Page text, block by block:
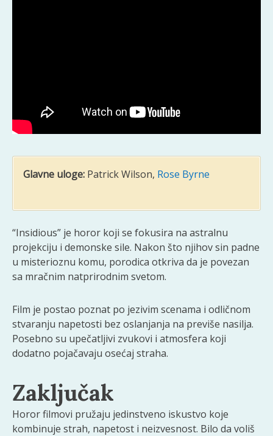
Glavne uloge: Patrick Wilson, Rose Byrne
“Insidious” je horor koji se fokusira na astralnu
projekciju i demonske sile. Nakon što njihov sin padne
u misterioznu komu, porodica otkriva da je povezan
sa mračnim natprirodnim svetom.
Film je postao poznat po jezivim scenama i odličnom
stvaranju napetosti bez oslanjanja na previše nasilja.
Posebno su upečatljivi zvukovi i atmosfera koji
dodatno pojačavaju osećaj straha.
Zaključak
Horor filmovi pružaju jedinstveno iskustvo koje
kombinuje strah, napetost i neizvesnost. Bilo da voliš